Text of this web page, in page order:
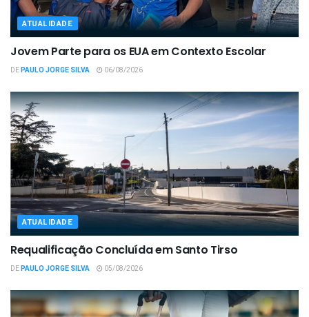
ATUALIDADE
Jovem Parte para os EUA em Contexto Escolar
DEPAULO JORGE SILVA 06/08/2026
ATUALIDADE
Requalificação Concluída em Santo Tirso
DEPAULO JORGE SILVA 05/08/2026